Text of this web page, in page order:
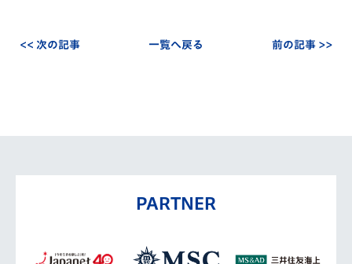
<< 次の記事 一覧へ戻る 前の記事 >>
PARTNER